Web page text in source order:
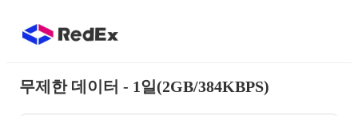
무제한 데이터 - 1일(2GB/384KBPS)